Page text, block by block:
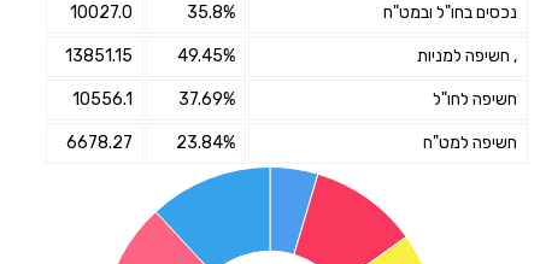
נכסים בחו"ל ובמט"ח 35.8%
10027.0
, חשיפה למניות 49.45%
13851.15
חשיפה לחו"ל 37.69%
10556.1
חשיפה למט"ח 23.84%
6678.27